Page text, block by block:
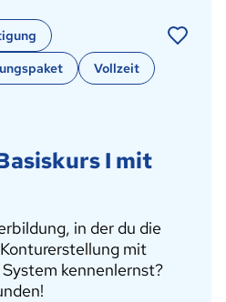
Vollzeit
I mit
in der du die
mit
kennenlernst?